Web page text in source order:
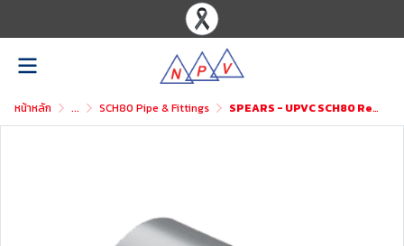
หน้าหลัก ... SCH80 Pipe & Fittings SPEARS - UPVC SCH80 Reducer Bushing Flush Style (Spigot x Soc)